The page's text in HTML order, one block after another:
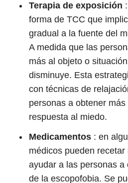
Terapia de exposición
forma de TCC que
gradual a la fuente del
A medida que las
más al objeto o
disminuye. Esta
con técnicas de
personas a obtener
respuesta al miedo.
Medicamentos : en
médicos pueden
ayudar a las personas
de la escopofobia. Se